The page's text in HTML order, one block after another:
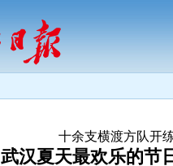
十余支横渡方队开
武汉夏天最欢乐的节